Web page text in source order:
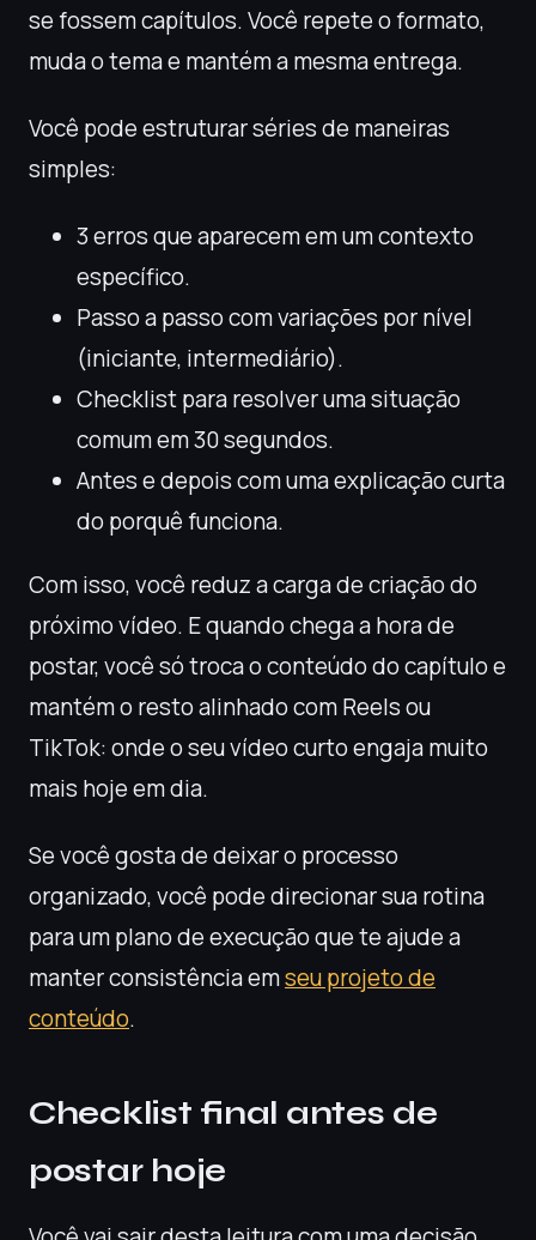
se fossem capítulos. Você repete o formato,
muda o tema e mantém a mesma entrega.
Você pode estruturar séries de maneiras
simples:
3 erros que aparecem em um contexto
específico.
Passo a passo com variações por nível
(iniciante, intermediário).
Checklist para resolver uma situação
comum em 30 segundos.
Antes e depois com uma explicação curta
do porquê funciona.
Com isso, você reduz a carga de criação do
próximo vídeo. E quando chega a hora de
postar, você só troca o conteúdo do capítulo e
mantém o resto alinhado com Reels ou
TikTok: onde o seu vídeo curto engaja muito
mais hoje em dia.
Se você gosta de deixar o processo
organizado, você pode direcionar sua rotina
para um plano de execução que te ajude a
manter consistência emseu projeto de
conteúdo.
Checklist final antes de
postar hoje